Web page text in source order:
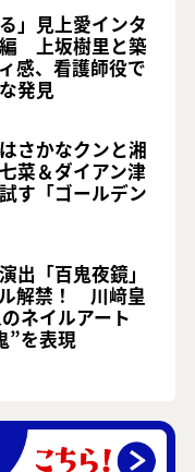
」見上愛インタ
上坂樹里と築
感、看護師役で
発見
さかなクンと湘
菜＆ダイアン津
す「ゴールデン
出「百鬼夜鏡」
解禁！ 川﨑皇
ネイルアート
”を表現